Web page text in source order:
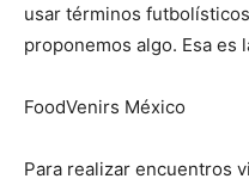
usar términos
proponemos algo. Esa es
FoodVenirs México
Para realizar encuentros